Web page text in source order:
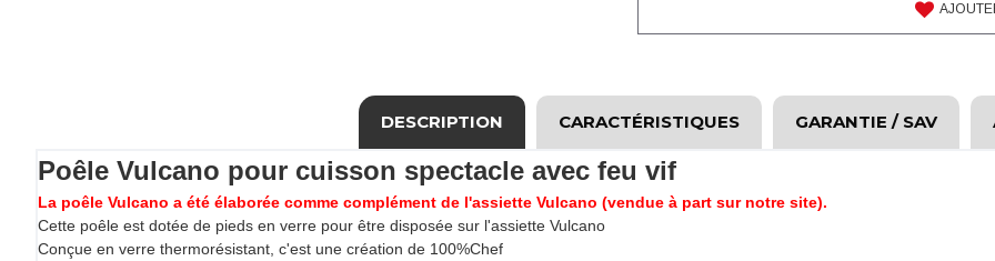
DESCRIPTION CARACTÉRISTIQUES GARANTIE / SAV
Poêle Vulcano pour cuisson spectacle avec feu vif
La poêle Vulcano a été élaborée comme complément de l'assiette Vulcano (vendue à part sur notre site).
Cette poêle est dotée de pieds en verre pour être disposée sur l'assiette Vulcano
Conçue en verre thermorésistant, c'est une création de 100%Chef